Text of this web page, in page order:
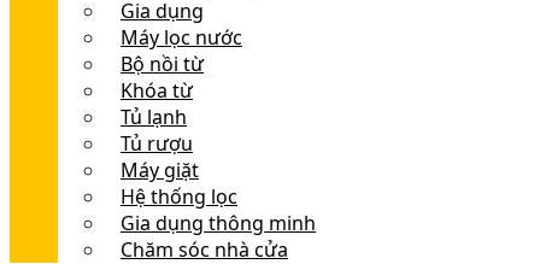
Gia dụng
Máy lọc nước
Bộ nồi từ
Khóa từ
Tủ lạnh
Tủ rượu
Máy giặt
Hệ thống lọc
Gia dụng thông minh
Chăm sóc nhà cửa